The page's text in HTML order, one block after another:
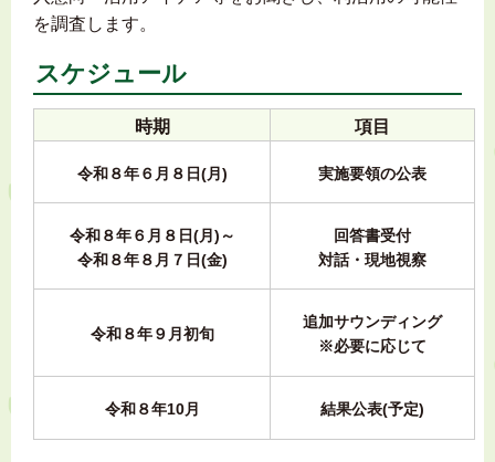
を調査します。
スケジュール
時期 項目
令和８年６月８日(月) 実施要領の公表
令和８年６月８日(月)～
令和８年８月７日(金)
回答書受付
対話・現地視察
令和８年９月初旬
追加サウンディング
※必要に応じて
令和８年10月 結果公表(予定)